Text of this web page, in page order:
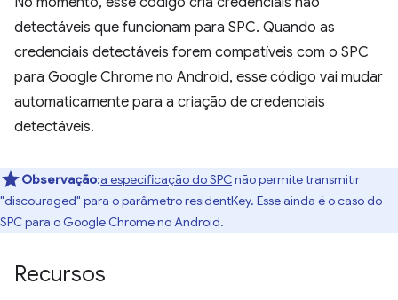
detectáveis que funcionam para SPC. Quando as
credenciais detectáveis forem compatíveis com o SPC
para Google Chrome no Android, esse código vai mudar
automaticamente para a criação de credenciais
detectáveis.
Observação:a especificação do SPCnão permite transmitir
"discouraged" para o parâmetro residentKey. Esse ainda é o caso do
SPC para o Google Chrome no Android.
Recursos